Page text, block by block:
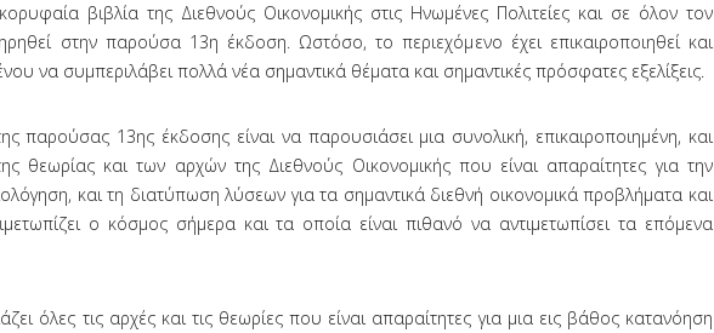
βιβλία της Διεθνούς Οικονομικής στις Ηνωμένες Πολιτείες και σε όλον τον
στην παρούσα 13η έκδοση. Ωστόσο, το περιεχόμενο έχει επικαιροποιηθεί και
να συμπεριλάβει πολλά νέα σημαντικά θέματα και σημαντικές πρόσφατες εξελίξεις.
παρούσας 13ης έκδοσης είναι να παρουσιάσει μια συνολική, επικαιροποιημένη, και
θεωρίας και των αρχών της Διεθνούς Οικονομικής που είναι απαραίτητες για την
και τη διατύπωση λύσεων για τα σημαντικά διεθνή οικονομικά προβλήματα και
ο κόσμος σήμερα και τα οποία είναι πιθανό να αντιμετωπίσει τα επόμενα
όλες τις αρχές και τις θεωρίες που είναι απαραίτητες για μια εις βάθος κατανόηση